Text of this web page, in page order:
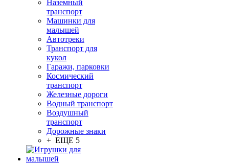
Наземный
транспорт
Машинки для
малышей
Автотреки
Транспорт для
кукол
Гаражи, парковки
Космический
транспорт
Железные дороги
Водный транспорт
Воздушный
транспорт
Дорожные знаки
+ ЕЩЕ 5